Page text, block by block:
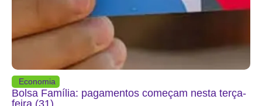
Economia
Bolsa Família: pagamentos começam nesta terça-
feira (31)